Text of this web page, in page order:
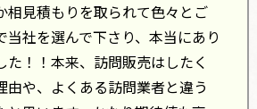
相見積もりを取られて色々とご
当社を選んで下さり、本当にあり
た！！本来、訪問販売はしたく
由や、よくある訪問業者と違う